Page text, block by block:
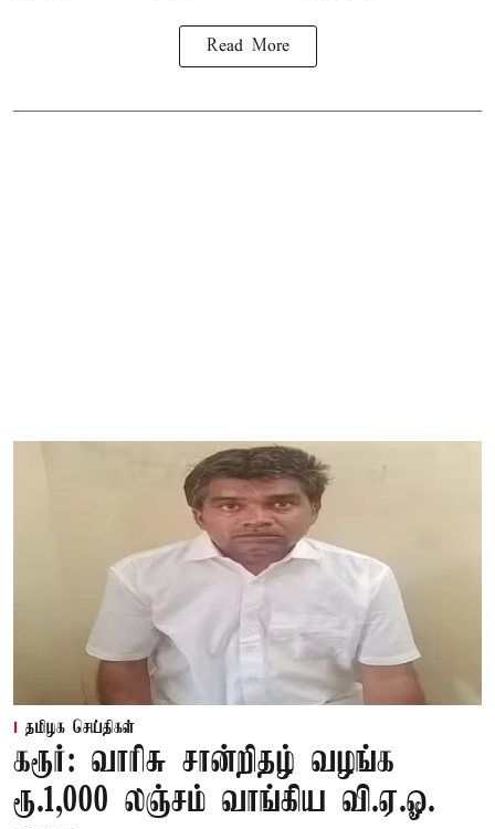
Read More
தமிழக செய்திகள்
கரூர்: வாரிசு சான்றிதழ் வழங்க
ரூ.1,000 லஞ்சம் வாங்கிய வி.ஏ.ஓ.